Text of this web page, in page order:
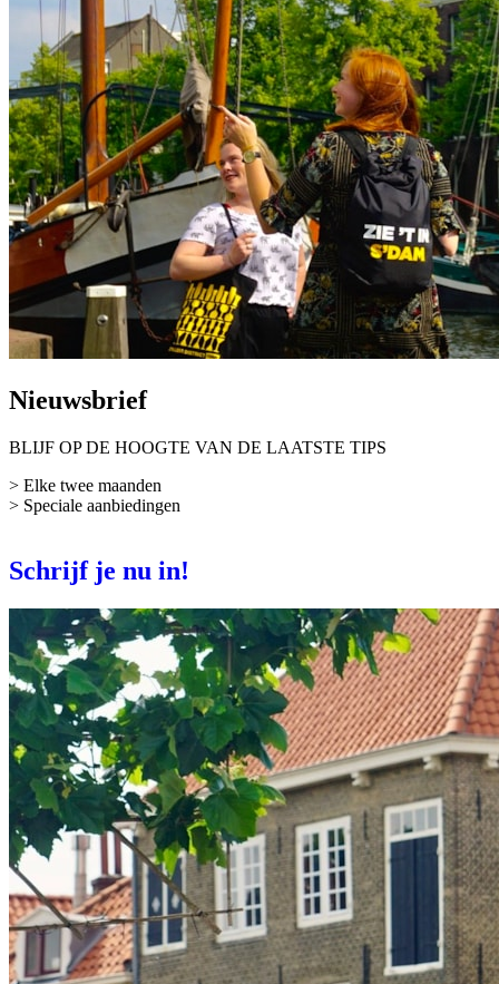
Nieuwsbrief
BLIJF OP DE HOOGTE VAN DE LAATSTE TIPS
> Elke twee maanden
> Speciale aanbiedingen
Schrijf je nu in!